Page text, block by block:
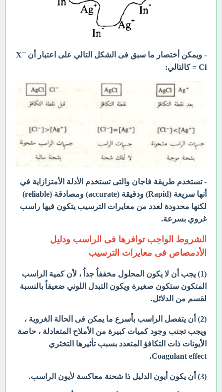
- ويمكن أختصار ما سبق فى الشكل التالي على اعتبار أن -
X-
= Cl كالتالي:
- تستخدم طريقة فاجان والتى تستخدم الأدلة الأمتزازاية في
أنها سريعة (Rapid) ودقيقة (accurate) ومصادقة (reliable)
لكنها محدودة لعدد من معايرات الترسيب يتكون فيها راسب
غروي بسرعة.
الشروط الواجب توافرها فى الراسب ودليل
الأدمصاص فى معايرات الترسيب
(1) يجب أن لا يكون المحلول مخففاُ جداُ ، لأن كمية الراسب
المتكون ستكون صغيرة ويكون التبدل اللوني ضعيفاُ بالنسبة
لقسم من الدلائل.
(2) أن يتفصل الراسب بأسرع ما يمكن فى الحالة الغروية ،
ويجب تجنب وجود كميات كبيرة من الأملاح المتعادلة ، حاصة
الأيونات ذات التكافؤ المتعدد بسبب تأثيرها التخثري
Coagulant effect.
(3) أن يكون أيون الدليل ذا شحنة معاكسة لأيون الراسب.